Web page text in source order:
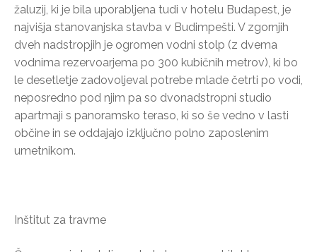
žaluzij, ki je bila uporabljena tudi v hotelu Budapest, je
najvišja stanovanjska stavba v Budimpešti. V zgornjih
dveh nadstropjih je ogromen vodni stolp (z dvema
vodnima rezervoarjema po 300 kubičnih metrov), ki bo
le desetletje zadovoljeval potrebe mlade četrti po vodi,
neposredno pod njim pa so dvonadstropni studio
apartmaji s panoramsko teraso, ki so še vedno v lasti
občine in se oddajajo izključno polno zaposlenim
umetnikom.
Inštitut za travme